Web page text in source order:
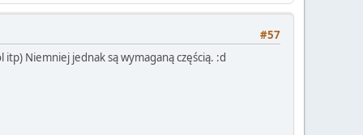
#57
Niemniej jednak są wymaganą częścią. :d